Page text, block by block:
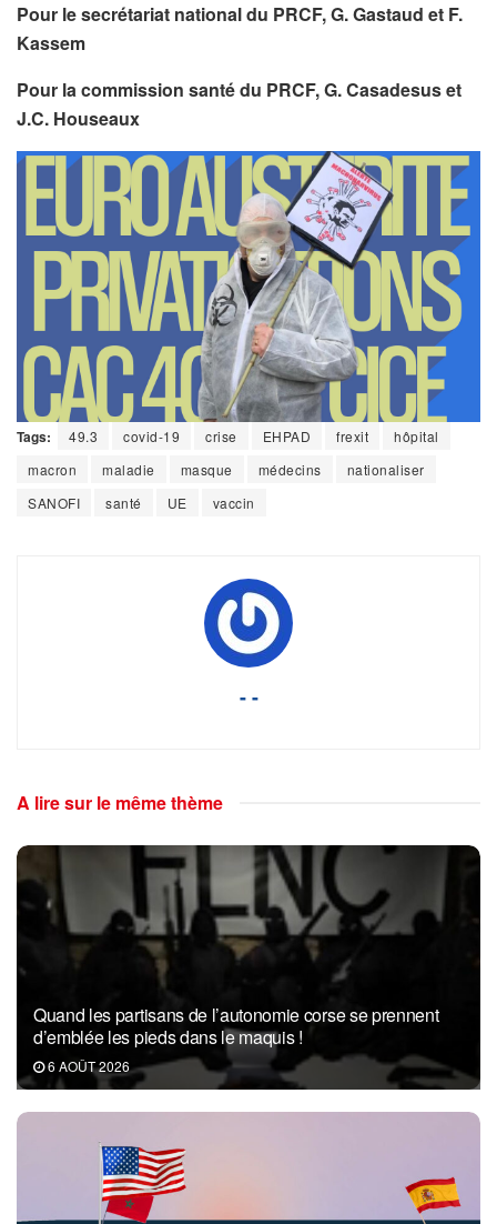
Pour le secrétariat national du PRCF, G. Gastaud et F.
Kassem
Pour la commission santé du PRCF, G. Casadesus et
J.C. Houseaux
Tags: 49.3 covid-19 crise EHPAD frexit
hôpital
macron
maladie masque médecins
nationaliser
SANOFI
santé UE vaccin
- -
A lire sur le même thème
Quand les partisans de l’autonomie corse se prennent
d’emblée les pieds dans le maquis !
6 AOÛT 2026